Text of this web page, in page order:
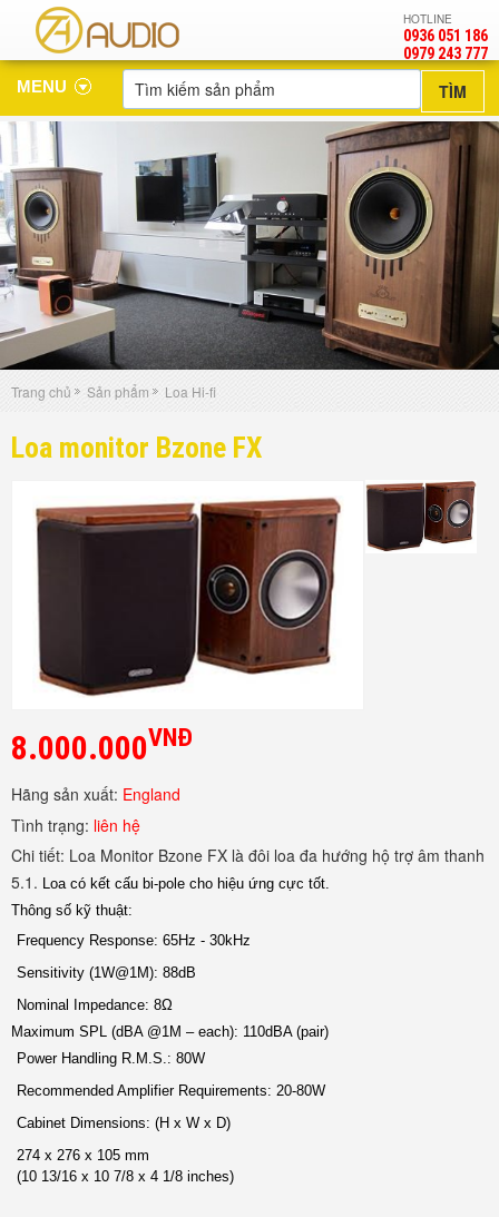
HOTLINE
0936 051 186
‎0979 243 777
MENU
Trang chủ Sản phẩm Loa Hi-fi
Loa monitor Bzone FX
8.000.000VNĐ
Hãng sản xuất: England
Tình trạng: liên hệ
Chi tiết: Loa Monitor Bzone FX là đôi loa đa hướng hộ trợ âm thanh
5.1. Loa có kết cấu bi-pole cho hiệu ứng cực tốt.
Thông số kỹ thuật:
Frequency Response: 65Hz - 30kHz
Sensitivity (1W@1M): 88dB
Nominal Impedance: 8Ω
Maximum SPL (dBA @1M – each): 110dBA (pair)
Power Handling R.M.S.: 80W
Recommended Amplifier Requirements: 20-80W
Cabinet Dimensions: (H x W x D)
274 x 276 x 105 mm
(10 13/16 x 10 7/8 x 4 1/8 inches)